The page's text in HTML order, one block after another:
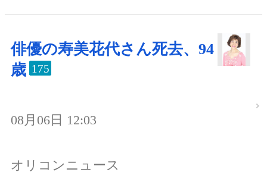
俳優の寿美花代さん死去、94
歳 175
08月06日 12:03
オリコンニュース